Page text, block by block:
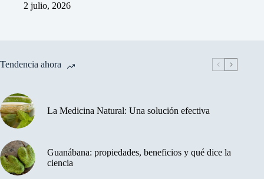
2 julio, 2026
Tendencia ahora
La Medicina Natural: Una solución efectiva
Guanábana: propiedades, beneficios y qué dice la
ciencia